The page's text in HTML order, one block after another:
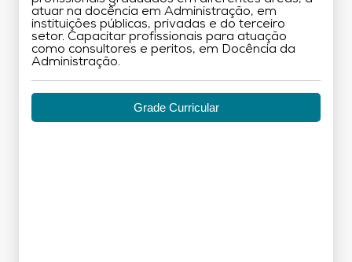
atuar na docência em Administração, em
instituições públicas, privadas e do terceiro
setor. Capacitar profissionais para atuação
como consultores e peritos, em Docência da
Administração.
Grade Curricular